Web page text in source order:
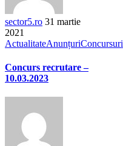
sector5.ro 31 martie
2021
ActualitateAnunțuriConcursuri
Concurs recrutare –
10.03.2023